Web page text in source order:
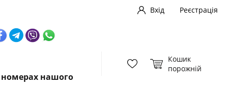
Вхід Реєстрація
номерах нашого
Кошик
порожній